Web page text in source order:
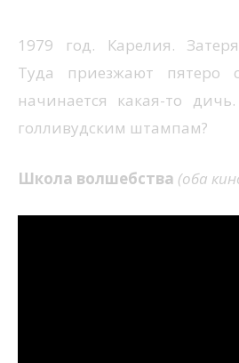
1979 год. Карелия.
Туда приезжают пятеро
начинается какая-то
голливудским штампам?
Школа волшебства (оба